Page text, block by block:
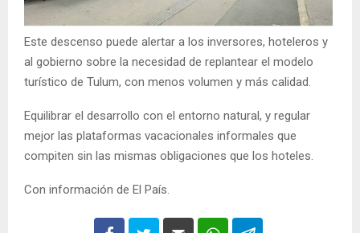
Este descenso puede alertar a los inversores, hoteleros y
al gobierno sobre la necesidad de replantear el modelo
turístico de Tulum, con menos volumen y más calidad.
Equilibrar el desarrollo con el entorno natural, y regular
mejor las plataformas vacacionales informales que
compiten sin las mismas obligaciones que los hoteles.
Con información de El País.